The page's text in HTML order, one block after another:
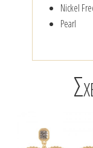
Nickel
Pearl